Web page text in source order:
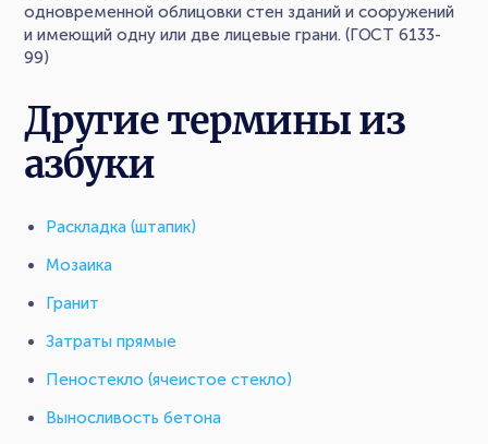
одновременной облицовки стен зданий и сооружений
и имеющий одну или две лицевые грани. (ГОСТ 6133-
99)
Другие термины из
азбуки
Раскладка (штапик)
Мозаика
Гранит
Затраты прямые
Пеностекло (ячеистое стекло)
Выносливость бетона